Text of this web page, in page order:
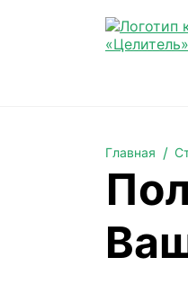
Главная
Полный гид